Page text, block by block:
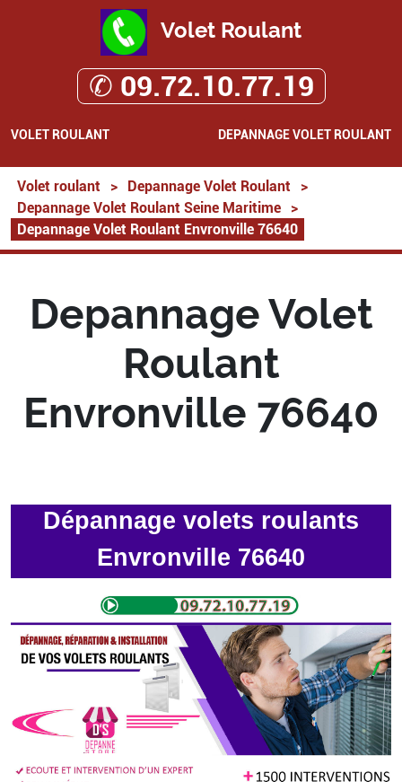
Volet Roulant
✆ 09.72.10.77.19
VOLET ROULANT DEPANNAGE VOLET ROULANT
Volet roulant > Depannage Volet Roulant
>
Depannage Volet Roulant Seine Maritime
>
Depannage Volet Roulant Envronville 76640
Depannage Volet
Roulant
Envronville 76640
Dépannage volets roulants
Envronville 76640